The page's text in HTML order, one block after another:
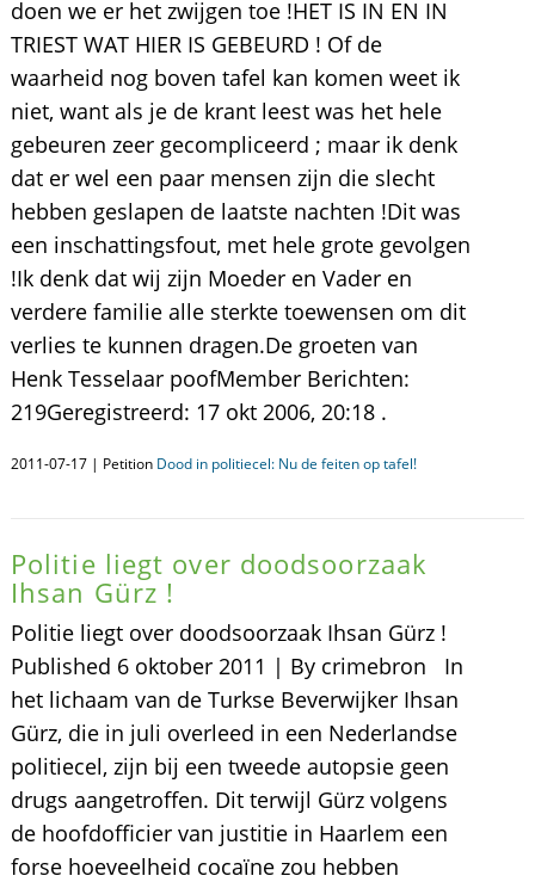
doen we er het zwijgen toe !HET IS IN EN IN
TRIEST WAT HIER IS GEBEURD ! Of de
waarheid nog boven tafel kan komen weet ik
niet, want als je de krant leest was het hele
gebeuren zeer gecompliceerd ; maar ik denk
dat er wel een paar mensen zijn die slecht
hebben geslapen de laatste nachten !Dit was
een inschattingsfout, met hele grote gevolgen
!Ik denk dat wij zijn Moeder en Vader en
verdere familie alle sterkte toewensen om dit
verlies te kunnen dragen.De groeten van
Henk Tesselaar poofMember Berichten:
219Geregistreerd: 17 okt 2006, 20:18 .
2011-07-17 | Petition Dood in politiecel: Nu de feiten op tafel!
Politie liegt over doodsoorzaak
Ihsan Gürz !
Politie liegt over doodsoorzaak Ihsan Gürz !
Published 6 oktober 2011 | By crimebron In
het lichaam van de Turkse Beverwijker Ihsan
Gürz, die in juli overleed in een Nederlandse
politiecel, zijn bij een tweede autopsie geen
drugs aangetroffen. Dit terwijl Gürz volgens
de hoofdofficier van justitie in Haarlem een
forse hoeveelheid cocaïne zou hebben